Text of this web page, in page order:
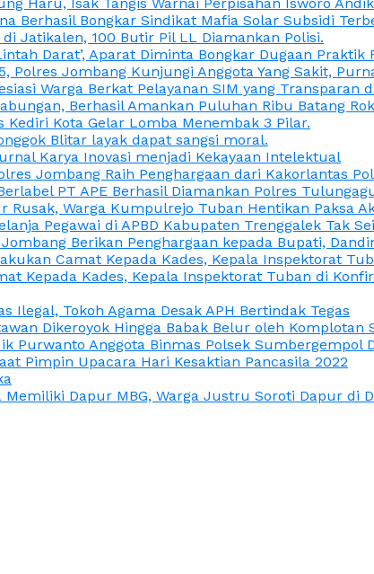
Berhasil Bongkar Sindikat Mafia Solar Subsidi
Jatikalen, 100 Butir Pil LL Diamankan Polisi.
Darat’, Aparat Diminta Bongkar Dugaan
Polres Jombang Kunjungi Anggota Yang Sakit,
Warga Berkat Pelayanan SIM yang Transparan
Berhasil Amankan Puluhan Ribu Batang
Kota Gelar Lomba Menembak 3 Pilar.
Blitar layak dapat sangsi moral.
Karya Inovasi menjadi Kekayaan Intelektual
Jombang Raih Penghargaan dari Kakorlantas
PT APE Berhasil Diamankan Polres
Warga Kumpulrejo Tuban Hentikan Paksa
Pegawai di APBD Kabupaten Trenggalek Tak
Berikan Penghargaan kepada Bupati,
Camat Kepada Kades, Kepala Inspektorat
Kepada Kades, Kepala Inspektorat Tuban di
Tokoh Agama Desak APH Bertindak Tegas
Dikeroyok Hingga Babak Belur oleh Komplotan
Purwanto Anggota Binmas Polsek Sumbergempol
Pimpin Upacara Hari Kesaktian Pancasila 2022
Memiliki Dapur MBG, Warga Justru Soroti Dapur